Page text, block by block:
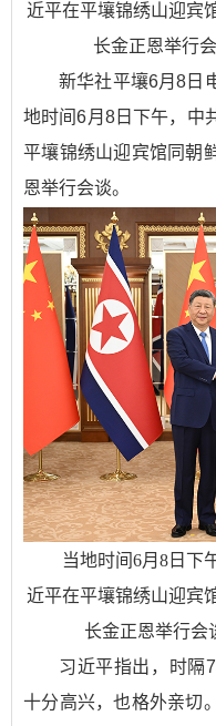
近平在平壤锦绣山迎宾
长金正恩举行
新华社平壤6月8日
地时间6月8日下午，中
平壤锦绣山迎宾馆同朝
恩举行会谈。
当地时间6月8日下
近平在平壤锦绣山迎宾
长金正恩举行会
习近平指出，时隔
十分高兴，也格外亲切